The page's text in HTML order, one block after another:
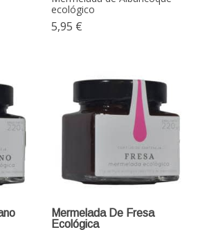
ecológico
5,95 €
Mermelada De Fresa
Ecológica